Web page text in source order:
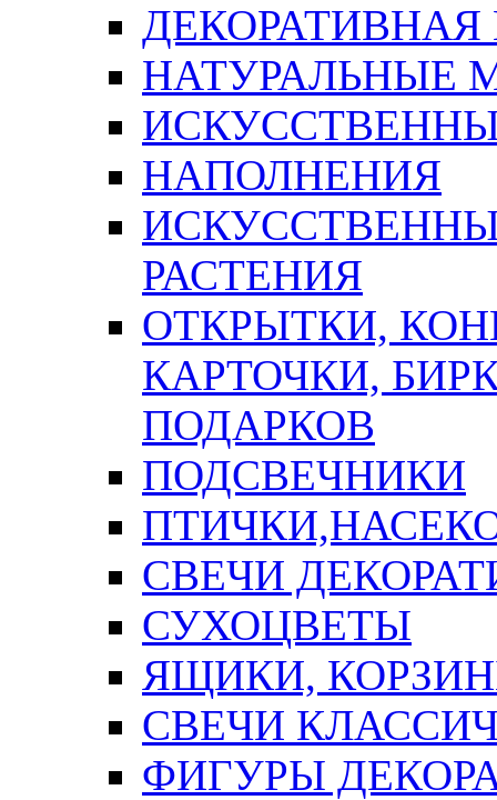
ДЕКОРАТИВНАЯ
НАТУРАЛЬНЫЕ
НАПОЛНЕНИЯ
РАСТЕНИЯ
ОТКРЫТКИ,
КАРТОЧКИ,
ПОДАРКОВ
ПОДСВЕЧНИКИ
СВЕЧИ
СУХОЦВЕТЫ
ЯЩИКИ,
СВЕЧИ
ФИГУРЫ